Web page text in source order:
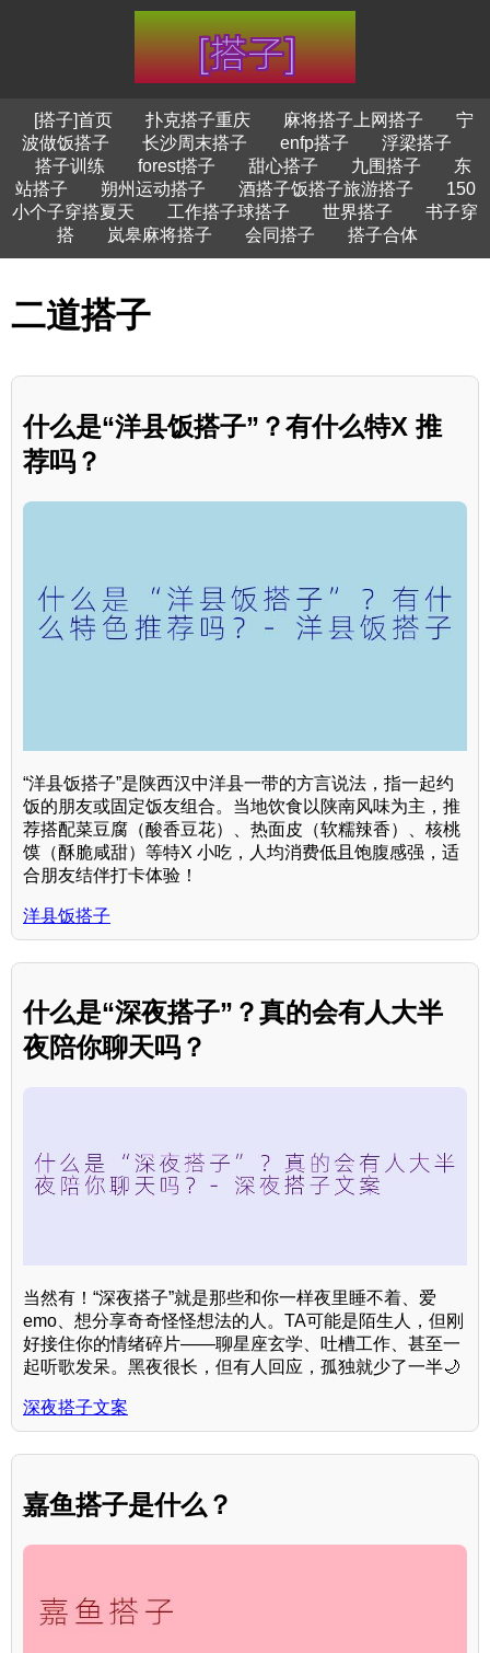
[搭子]首页 扑克搭子重庆 麻将搭子上网搭子
宁
波做饭搭子
长沙周末搭子 enfp搭子
浮梁搭子
搭子训练
forest搭子 甜心搭子 九围搭子
东
站搭子
朔州运动搭子 酒搭子饭搭子旅游搭子
150
小个子穿搭夏天
工作搭子球搭子 世界搭子
书子穿
搭
岚皋麻将搭子 会同搭子 搭子合体
二道搭子
什么是“洋县饭搭子”？有什么特X 推
荐吗？
“洋县饭搭子”是陕西汉中洋县一带的方言说法，指一起约
饭的朋友或固定饭友组合。当地饮食以陕南风味为主，推
荐搭配菜豆腐（酸香豆花）、热面皮（软糯辣香）、核桃
馍（酥脆咸甜）等特X 小吃，人均消费低且饱腹感强，适
合朋友结伴打卡体验！
洋县饭搭子
什么是“深夜搭子”？真的会有人大半
夜陪你聊天吗？
当然有！“深夜搭子”就是那些和你一样夜里睡不着、爱
emo、想分享奇奇怪怪想法的人。TA可能是陌生人，但刚
好接住你的情绪碎片——聊星座玄学、吐槽工作、甚至一
起听歌发呆。黑夜很长，但有人回应，孤独就少了一半🌙
深夜搭子文案
嘉鱼搭子是什么？